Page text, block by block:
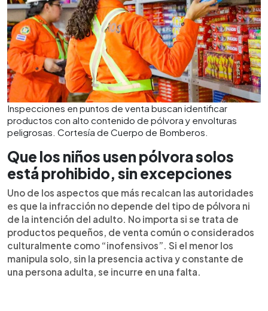
Inspecciones en puntos de venta buscan identificar
productos con alto contenido de pólvora y envolturas
peligrosas. Cortesía de Cuerpo de Bomberos.
Que los niños usen pólvora solos
está prohibido, sin excepciones
Uno de los aspectos que más recalcan las autoridades
es que la infracción no depende del tipo de pólvora ni
de la intención del adulto. No importa si se trata de
productos pequeños, de venta común o considerados
culturalmente como “inofensivos”. Si el menor los
manipula solo, sin la presencia activa y constante de
una persona adulta, se incurre en una falta.